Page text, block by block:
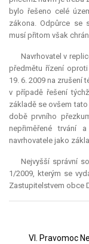
bylo řešeno celé
zákona. Odpůrce se
musí přitom však
Navrhovatel v
předmětu řízení
19. 6. 2009 na zrušení
v případě řešení
základě se ovšem
době prvního
nepřiměřené trvání
navrhovatele jako
Nejvyšší správní
1/2009, kterým se
Zastupitelstvem obce
VI. Pravomoc